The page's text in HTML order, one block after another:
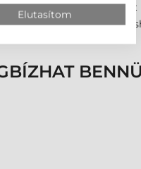
Motorola Mobile
headsetekhez és sok
Elutasítom